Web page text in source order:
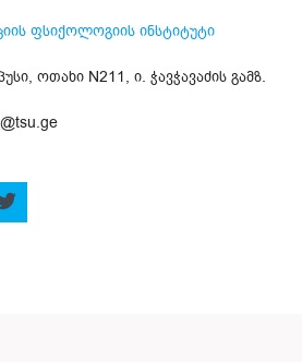
ფსიქოლოგიის ინსტიტუტი
ოთახი N211, ი. ჭავჭავაძის გამზ.